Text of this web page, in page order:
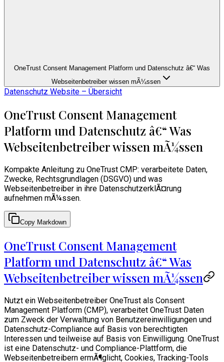
OneTrust Consent Management Platform und Datenschutz â€“ Was
Webseitenbetreiber wissen mÃ¼ssen
Datenschutz Website – Übersicht
OneTrust Consent Management
Platform und Datenschutz â€“ Was
Webseitenbetreiber wissen mÃ¼ssen
Kompakte Anleitung zu OneTrust CMP: verarbeitete Daten,
Zwecke, Rechtsgrundlagen (DSGVO) und was
Webseitenbetreiber in ihre DatenschutzerklÃ¤rung
aufnehmen mÃ¼ssen.
Copy Markdown
OneTrust Consent Management
Platform und Datenschutz â€“ Was
Webseitenbetreiber wissen mÃ¼ssen
Nutzt ein Webseitenbetreiber OneTrust als Consent
Management Platform (CMP), verarbeitet OneTrust Daten
zum Zweck der Verwaltung von Benutzereinwilligungen und
Datenschutz-Compliance auf Basis von berechtigten
Interessen und teilweise auf Basis von Einwilligung. OneTrust
ist eine Datenschutz- und Compliance-Plattform, die
Webseitenbetreibern ermÃ¶glicht, Cookies, Tracking-Tools